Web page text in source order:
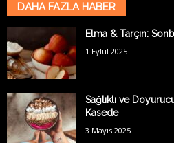
DAHA FAZLA HABER
Elma & Tarçın:
1 Eylül 2025
Sağlıklı ve
Kasede
3 Mayıs 2025